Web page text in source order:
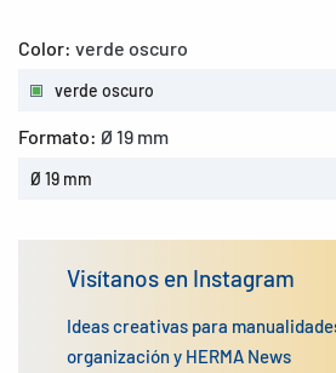
Color: verde oscuro
verde oscuro
Formato: Ø 19 mm
Ø 19 mm
Visítanos en Instagram
Ideas creativas para
organización y HERMA News